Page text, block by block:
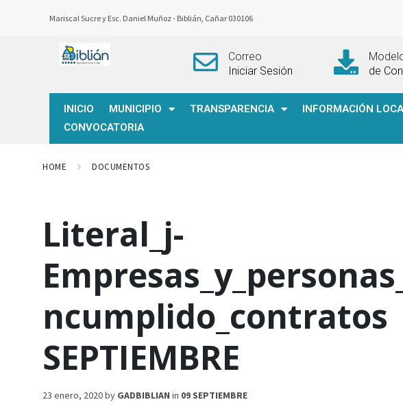
Mariscal Sucre y Esc. Daniel Muñoz - Biblián, Cañar 030106
Correo
Iniciar Sesión
de
INICIO MUNICIPIO TRANSPARENCIA INFORMACIÓN
CONVOCATORIA
HOME DOCUMENTOS
Literal_j-
ncumplido_contratos
SEPTIEMBRE
23 enero, 2020by GADBIBLIAN in 09 SEPTIEMBRE